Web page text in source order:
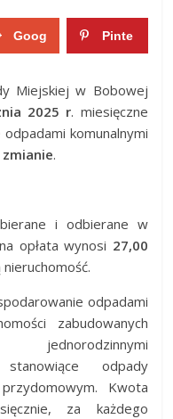
Goog Pinte
Miejskiej w Bobowej
2025 r. miesięczne
komunalnymi
zmianie.
i odbierane w
opłata wynosi 27,00
odpadami
zabudowanych
jednorodzinnymi
odpady
Kwota
za każdego